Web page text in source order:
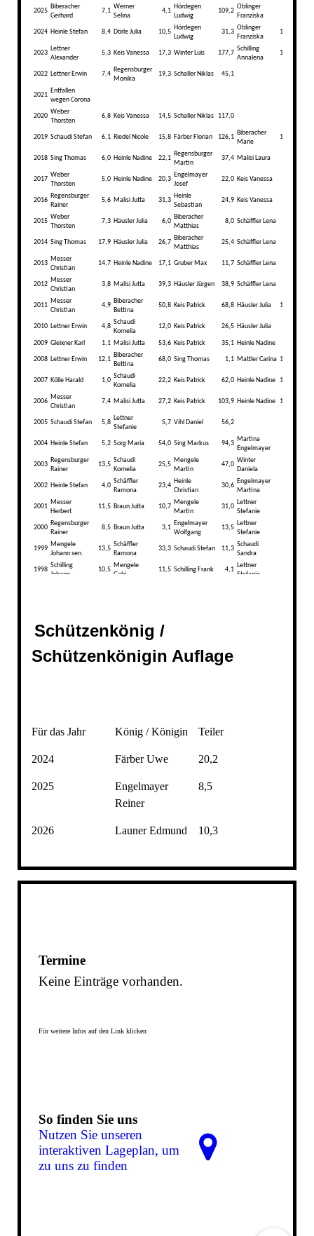
Schützenkönig /
Schützenkönigin Auflage
Für das Jahr König / Königin Teiler
2024 Färber Uwe 20,2
2025
Engelmayer
Reiner
8,5
2026 Launer Edmund 10,3
Termine
Keine Einträge vorhanden.
Für weitere Infos auf den Link klicken
So finden Sie uns
Nutzen Sie unseren
interaktiven La­ge­plan, um
zu uns zu finden